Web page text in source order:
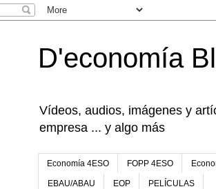
D'economía
Vídeos, audios, imágenes y
empresa ... y algo más
Economía 4ESO FOPP 4ESO
EBAU/ABAU EOP PELÍCULAS